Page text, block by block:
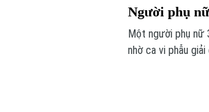
Người phụ
Một người phụ nữ
nhờ ca vi phẫu